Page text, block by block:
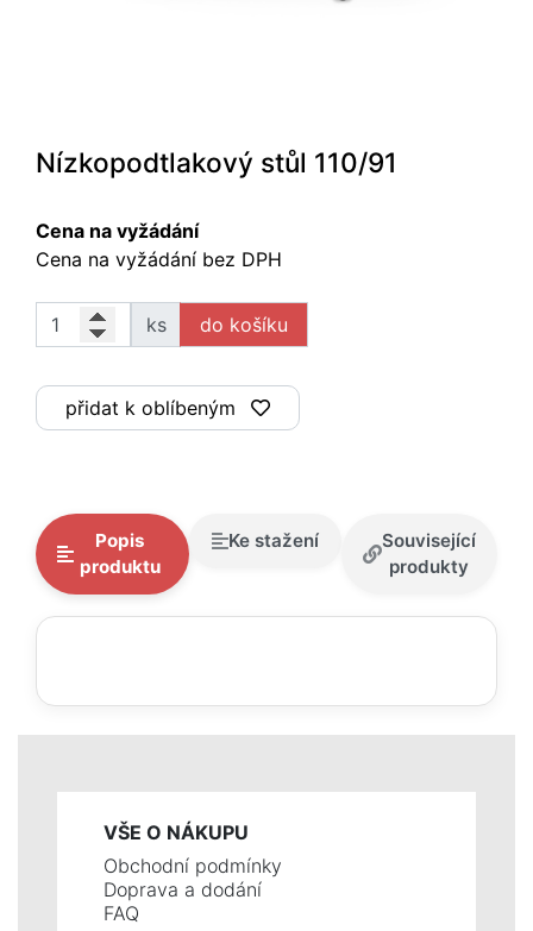
Nízkopodtlakový stůl 110/91
Cena na vyžádání
Cena na vyžádání bez DPH
ks
přidat k oblíbeným
Popis
produktu
Ke stažení
Související
produkty
VŠE O NÁKUPU
Obchodní podmínky
Doprava a dodání
FAQ